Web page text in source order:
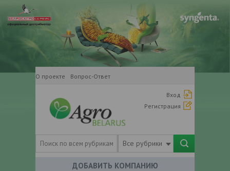
О проекте Вопрос-Ответ
Вход
Регистрация
Все рубрики
ДОБАВИТЬ КОМПАНИЮ